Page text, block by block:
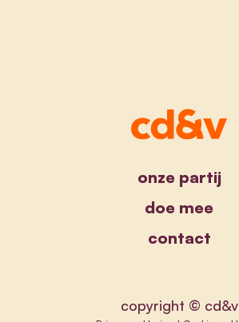
onze partij
doe mee
contact
copyright © cd&v